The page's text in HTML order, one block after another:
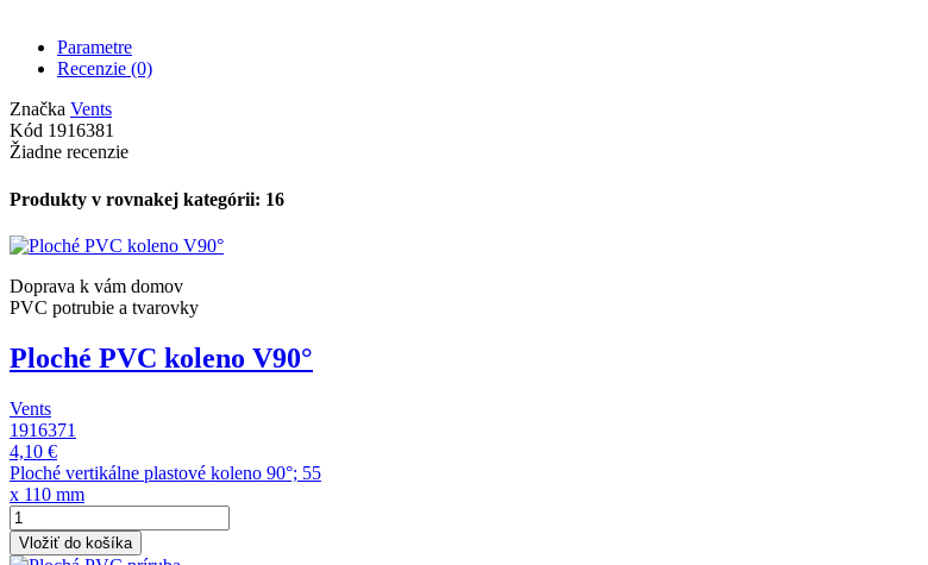
Parametre
Recenzie (0)
Značka Vents
Kód 1916381
Žiadne recenzie
Produkty v rovnakej kategórii: 16
Doprava k vám domov
PVC potrubie a tvarovky
Ploché PVC koleno V90°
Vents
1916371
4,10 €
Ploché vertikálne plastové koleno 90°; 55
x 110 mm
Vložiť do košíka